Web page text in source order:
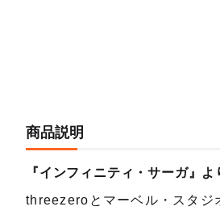
商品説明
『インフィニティ・サーガ』
threezeroとマーベル・スタジ